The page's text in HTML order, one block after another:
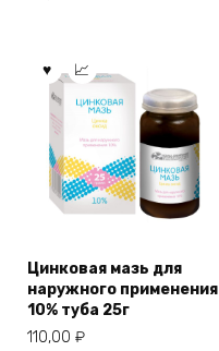
Цинковая мазь для
наружного применения
10% туба 25г
110,00 ₽